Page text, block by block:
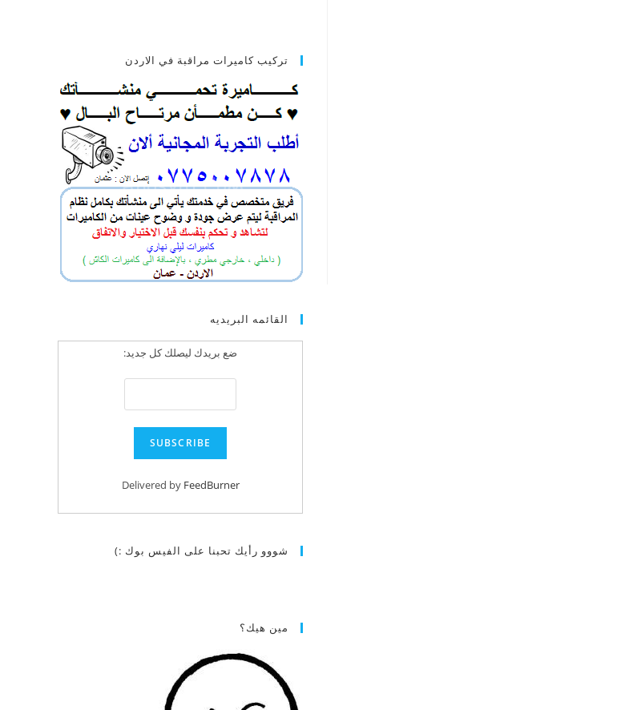
تركيب كاميرات مراقبة في الاردن
القائمه البريديه
ضع بريدك ليصلك كل جديد:
Delivered by FeedBurner
شووو رأيك تحبنا على الفيس بوك :)
مين هيك؟